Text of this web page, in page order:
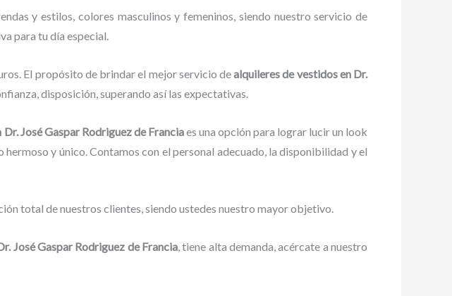
y estilos, colores masculinos y femeninos, siendo nuestro servicio de
para tu día especial.
El propósito de brindar el mejor servicio dealquileres de vestidosen Dr.
disposición, superando así las expectativas.
Dr. José Gaspar Rodriguez de Franciaes una opción para lograr lucir un look
y único. Contamos con el personal adecuado, la disponibilidad y el
total de nuestros clientes, siendo ustedes nuestro mayor objetivo.
José Gaspar Rodriguez de Francia , tiene alta demanda, acércate a nuestro